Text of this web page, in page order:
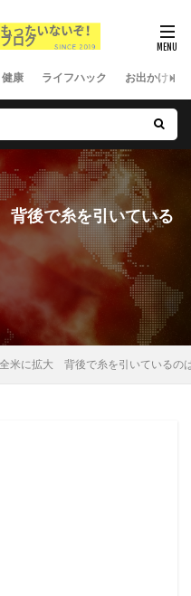
健康 ライフハック お出かけ
後で糸を引いている
全米に拡大 背後で糸を引いている